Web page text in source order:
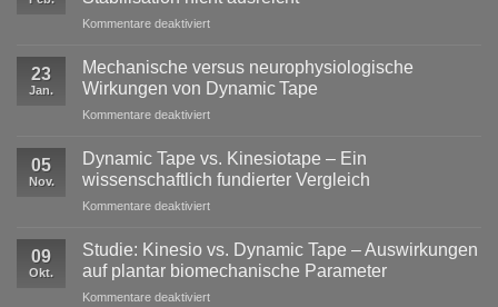
Kommentare deaktiviertfür
im
Profisport
–
reine
Stabilisation
ausreicht
23
Jan.
Mechanische versus neurophysiologische
Wirkungen von Dynamic Tape
Kommentare deaktiviertfür
versus
neurophysiologische
Wirkungen
von
05
Nov.
Dynamic Tape vs. Kinesiotape – Ein
wissenschaftlich fundierter Vergleich
Kommentare deaktiviertfür
Tape
Kinesiotape
–
09
Okt.
Studie: Kinesio vs. Dynamic Tape – Auswirkungen
auf plantar biomechanische Parameter
Kommentare deaktiviertfür